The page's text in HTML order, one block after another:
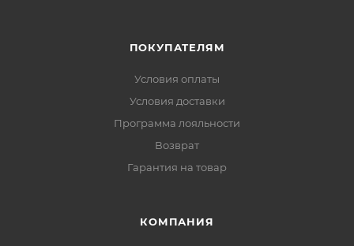
ПОКУПАТЕЛЯМ
Условия оплаты
Условия доставки
Программа лояльности
Возврат
Гарантия на товар
КОМПАНИЯ